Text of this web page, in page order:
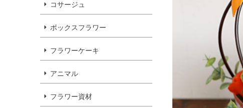
コサージュ
ボックスフラワー
フラワーケーキ
アニマル
フラワー資材